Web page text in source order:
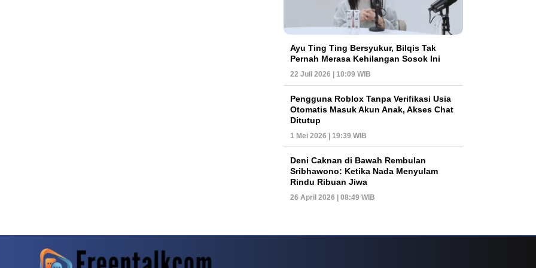
Ayu Ting Ting Bersyukur, Bilqis Tak
Pernah Merasa Kehilangan Sosok Ini
22 Juli 2026 | 10:09 WIB
Pengguna Roblox Tanpa Verifikasi Usia
Otomatis Masuk Akun Anak, Akses Chat
Ditutup
1 Mei 2026 | 19:39 WIB
Deni Caknan di Bawah Rembulan
Sribhawono: Ketika Nada Menyulam
Rindu Ribuan Jiwa
26 April 2026 | 08:49 WIB